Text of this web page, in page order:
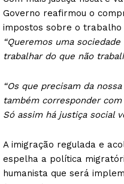
Governo reafirmou o
impostos sobre o
“Queremos uma
trabalhar do que não
“Os que precisam da
também corresponder
Só assim há justiça social
A imigração regulada e
espelha a política
humanista que será